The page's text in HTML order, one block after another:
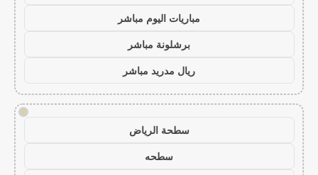
مباريات اليوم مباشر
برشلونة مباشر
ريال مدريد مباشر
!
سطحة الرياض
سطحه